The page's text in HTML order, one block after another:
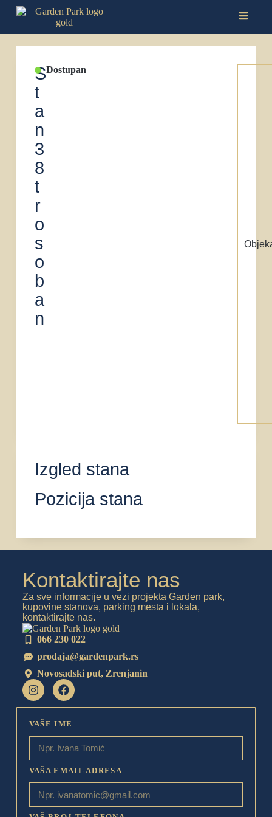
S
t
a
n
3
8
t
r
o
s
o
b
a
n
Dostupan
Izgled stana
Pozicija stana
Kontaktirajte nas
Za sve informacije u vezi projekta Garden park,
kupovine stanova, parking mesta i lokala,
kontaktirajte nas.
066 230 022
prodaja@gardenpark.rs
Novosadski put, Zrenjanin
VAŠE IME
VAŠA EMAIL ADRESA